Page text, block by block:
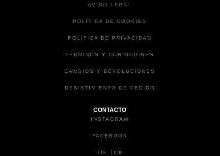
AVISO LEGAL
POLÍTICA DE COOKIES
POLÍTICA DE PRIVACIDAD
TÉRMINOS Y CONDICIONES
CAMBIOS Y DEVOLUCIONES
DESISTIMIENTO DE PEDIDO
CONTACTO
INSTAGRAM
FACEBOOK
TIK TOK